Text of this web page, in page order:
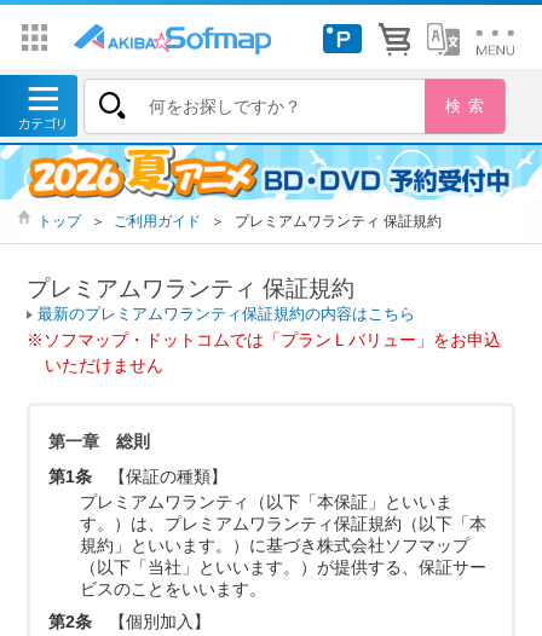
トップ ＞ ご利用ガイド ＞ プレミアムワランティ 保証規約
プレミアムワランティ 保証規約
最新のプレミアムワランティ保証規約の内容はこちら
※ソフマップ・ドットコムでは「プランＬバリュー」をお申込
いただけません
第一章 総則
第1条
【保証の種類】
プレミアムワランティ（以下「本保証」といいま
す。）は、プレミアムワランティ保証規約（以下「本
規約」といいます。）に基づき株式会社ソフマップ
（以下「当社」といいます。）が提供する、保証サー
ビスのことをいいます。
第2条
【個別加入】